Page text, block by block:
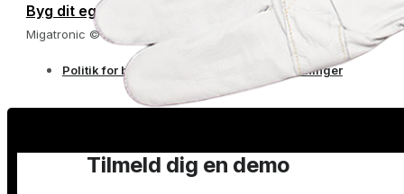
Byg dit eget katalog
Migatronic © 2026
Politik for beskyttelse af personlige oplysninger
Tilmeld dig en demo